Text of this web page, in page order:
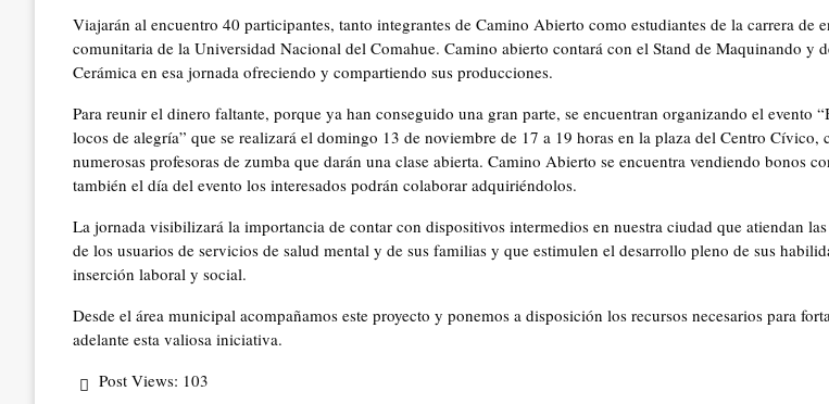
Viajarán al encuentro 40 participantes, tanto integrantes de Camino Abierto como estudiantes de la carrera de
comunitaria de la Universidad Nacional del Comahue. Camino abierto contará con el Stand de Maquinando y
Cerámica en esa jornada ofreciendo y compartiendo sus producciones.
Para reunir el dinero faltante, porque ya han conseguido una gran parte, se encuentran organizando el evento
locos de alegría” que se realizará el domingo 13 de noviembre de 17 a 19 horas en la plaza del Centro Cívico,
numerosas profesoras de zumba que darán una clase abierta. Camino Abierto se encuentra vendiendo bonos
también el día del evento los interesados podrán colaborar adquiriéndolos.
La jornada visibilizará la importancia de contar con dispositivos intermedios en nuestra ciudad que atiendan las
de los usuarios de servicios de salud mental y de sus familias y que estimulen el desarrollo pleno de sus
inserción laboral y social.
Desde el área municipal acompañamos este proyecto y ponemos a disposición los recursos necesarios para
adelante esta valiosa iniciativa.
Post Views: 103